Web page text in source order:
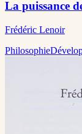
La puissance
Frédéric Lenoir
Philosophie